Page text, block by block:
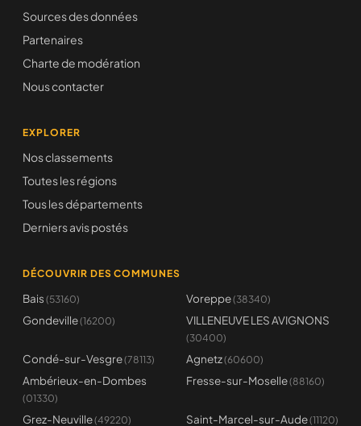
Sources des données
Partenaires
Charte de modération
Nous contacter
EXPLORER
Nos classements
Toutes les régions
Tous les départements
Derniers avis postés
DÉCOUVRIR DES COMMUNES
Bais (53160) Voreppe(38340)
Gondeville(16200) VILLENEUVE LES AVIGNONS
(30400)
Condé-sur-Vesgre(78113) Agnetz(60600)
Ambérieux-en-Dombes
(01330)
Fresse-sur-Moselle(88160)
Grez-Neuville(49220) Saint-Marcel-sur-Aude(11120)